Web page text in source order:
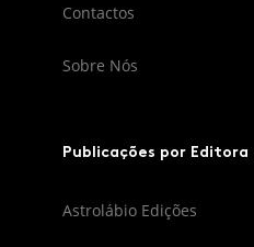
Contactos
Sobre Nós
Publicações por Editora
Astrolábio Edições